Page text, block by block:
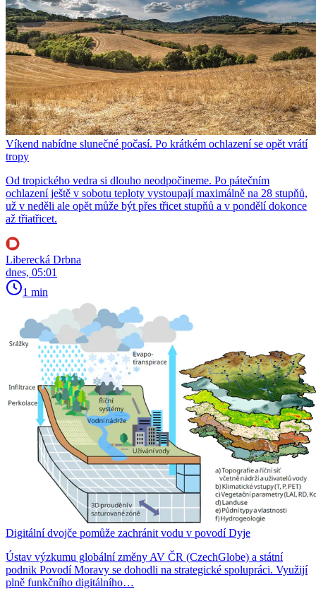
Víkend nabídne slunečné počasí. Po krátkém ochlazení se opět vrátí
tropy
Od tropického vedra si dlouho neodpočineme. Po pátečním
ochlazení ještě v sobotu teploty vystoupají maximálně na 28 stupňů,
už v neděli ale opět může být přes třicet stupňů a v pondělí dokonce
až třiatřicet.
Liberecká Drbna
dnes, 05:01
1 min
Digitální dvojče pomůže zachránit vodu v povodí Dyje
Ústav výzkumu globální změny AV ČR (CzechGlobe) a státní
podnik Povodí Moravy se dohodli na strategické spolupráci. Využijí
plně funkčního digitálního…